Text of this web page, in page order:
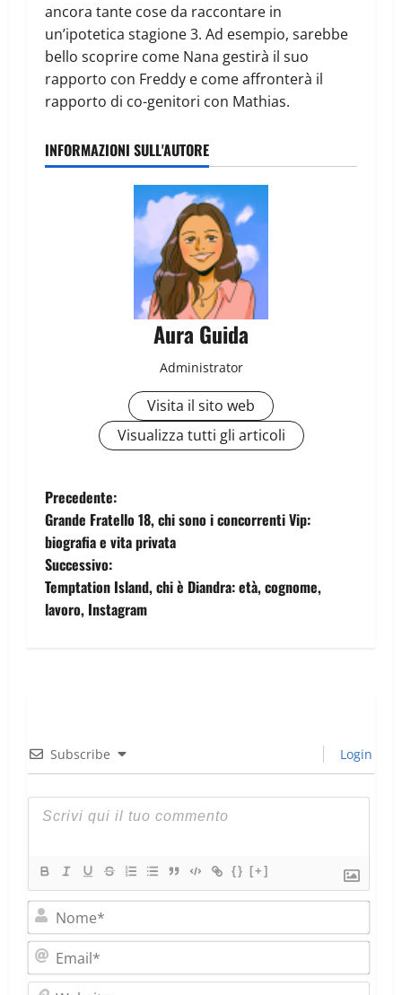
ancora tante cose da raccontare in
un’ipotetica stagione 3. Ad esempio, sarebbe
bello scoprire come Nana gestirà il suo
rapporto con Freddy e come affronterà il
rapporto di co-genitori con Mathias.
INFORMAZIONI SULL'AUTORE
Aura Guida
Administrator
Visita il sito web
Visualizza tutti gli articoli
Precedente:
Grande Fratello 18, chi sono i concorrenti Vip:
biografia e vita privata
Successivo:
Temptation Island, chi è Diandra: età, cognome,
lavoro, Instagram
Subscribe Login
{} [+]